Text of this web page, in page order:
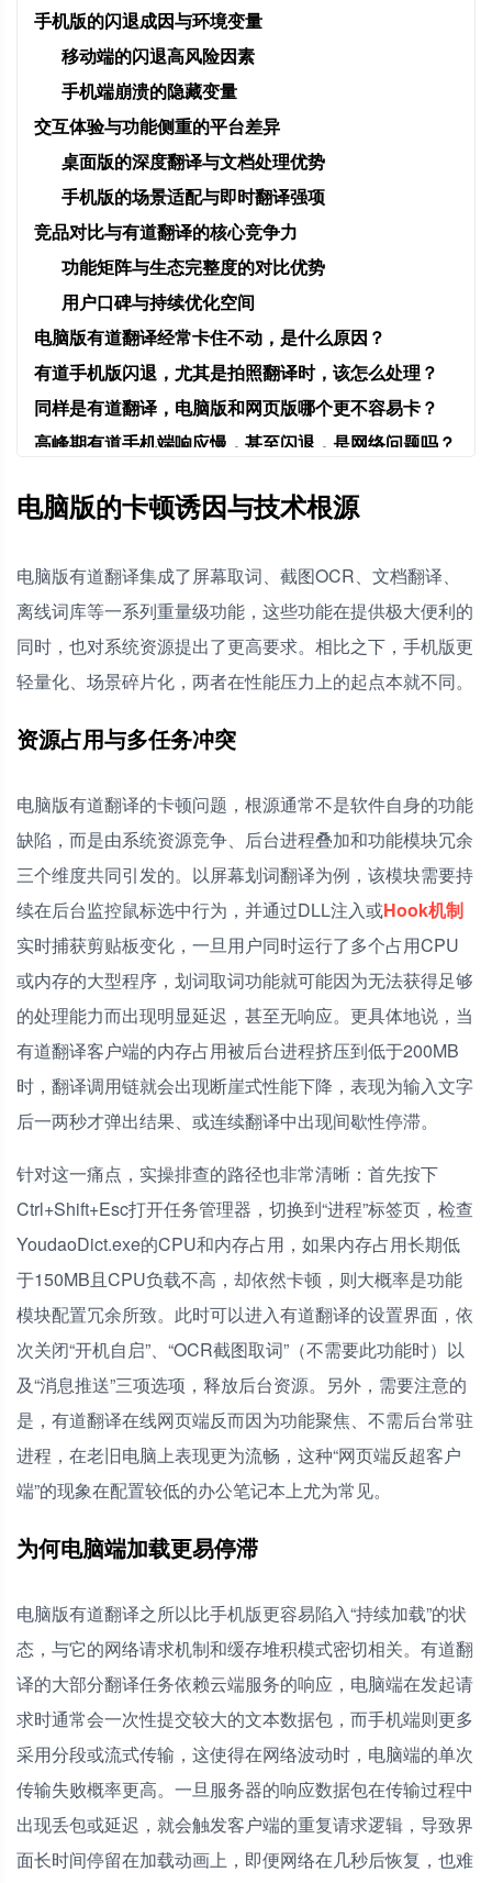
手机版的闪退成因与环境变量
移动端的闪退高风险因素
手机端崩溃的隐藏变量
交互体验与功能侧重的平台差异
桌面版的深度翻译与文档处理优势
手机版的场景适配与即时翻译强项
竞品对比与有道翻译的核心竞争力
功能矩阵与生态完整度的对比优势
用户口碑与持续优化空间
电脑版有道翻译经常卡住不动，是什么原因？
有道手机版闪退，尤其是拍照翻译时，该怎么处理？
同样是有道翻译，电脑版和网页版哪个更不容易卡？
高峰期有道手机端响应慢，甚至闪退，是网络问题吗？
电脑版的卡顿诱因与技术根源
电脑版有道翻译集成了屏幕取词、截图OCR、文档翻译、
离线词库等一系列重量级功能，这些功能在提供极大便利的
同时，也对系统资源提出了更高要求。相比之下，手机版更
轻量化、场景碎片化，两者在性能压力上的起点本就不同。
资源占用与多任务冲突
电脑版有道翻译的卡顿问题，根源通常不是软件自身的功能
缺陷，而是由系统资源竞争、后台进程叠加和功能模块冗余
三个维度共同引发的。以屏幕划词翻译为例，该模块需要持
续在后台监控鼠标选中行为，并通过DLL注入或Hook机制
实时捕获剪贴板变化，一旦用户同时运行了多个占用CPU
或内存的大型程序，划词取词功能就可能因为无法获得足够
的处理能力而出现明显延迟，甚至无响应。更具体地说，当
有道翻译客户端的内存占用被后台进程挤压到低于200MB
时，翻译调用链就会出现断崖式性能下降，表现为输入文字
后一两秒才弹出结果、或连续翻译中出现间歇性停滞。
针对这一痛点，实操排查的路径也非常清晰：首先按下
Ctrl+Shift+Esc打开任务管理器，切换到“进程”标签页，检查
YoudaoDict.exe的CPU和内存占用，如果内存占用长期低
于150MB且CPU负载不高，却依然卡顿，则大概率是功能
模块配置冗余所致。此时可以进入有道翻译的设置界面，依
次关闭“开机自启”、“OCR截图取词”（不需要此功能时）以
及“消息推送”三项选项，释放后台资源。另外，需要注意的
是，有道翻译在线网页端反而因为功能聚焦、不需后台常驻
进程，在老旧电脑上表现更为流畅，这种“网页端反超客户
端”的现象在配置较低的办公笔记本上尤为常见。
为何电脑端加载更易停滞
电脑版有道翻译之所以比手机版更容易陷入“持续加载”的状
态，与它的网络请求机制和缓存堆积模式密切相关。有道翻
译的大部分翻译任务依赖云端服务的响应，电脑端在发起请
求时通常会一次性提交较大的文本数据包，而手机端则更多
采用分段或流式传输，这使得在网络波动时，电脑端的单次
传输失败概率更高。一旦服务器的响应数据包在传输过程中
出现丢包或延迟，就会触发客户端的重复请求逻辑，导致界
面长时间停留在加载动画上，即便网络在几秒后恢复，也难